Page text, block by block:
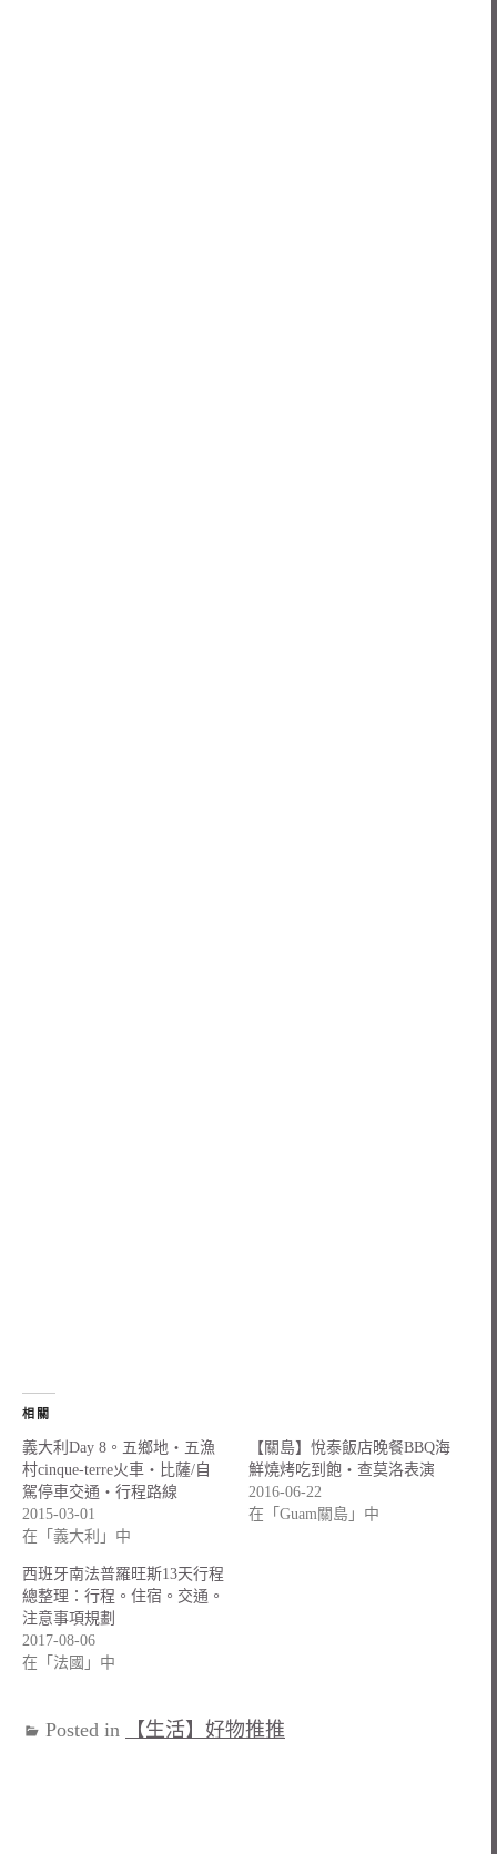
相關
義大利Day 8。五鄉地‧五漁
村cinque-terre火車‧比薩/自
駕停車交通‧行程路線
2015-03-01
在「義大利」中
【關島】悅泰飯店晚餐BBQ海
鮮燒烤吃到飽‧查莫洛表演
2016-06-22
在「Guam關島」中
西班牙南法普羅旺斯13天行程
總整理：行程。住宿。交通。
注意事項規劃
2017-08-06
在「法國」中
Posted in 【生活】好物推推